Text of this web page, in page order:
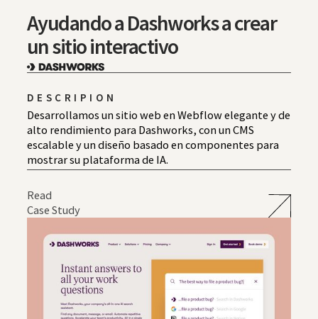
Ayudando a Dashworks a crear
un sitio interactivo
DESCRIPION
Desarrollamos un sitio web en Webflow elegante y de
alto rendimiento para Dashworks, con un CMS
escalable y un diseño basado en componentes para
mostrar su plataforma de IA.
Read
Case Study